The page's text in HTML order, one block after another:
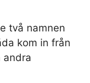
två namnen
kom in från
andra